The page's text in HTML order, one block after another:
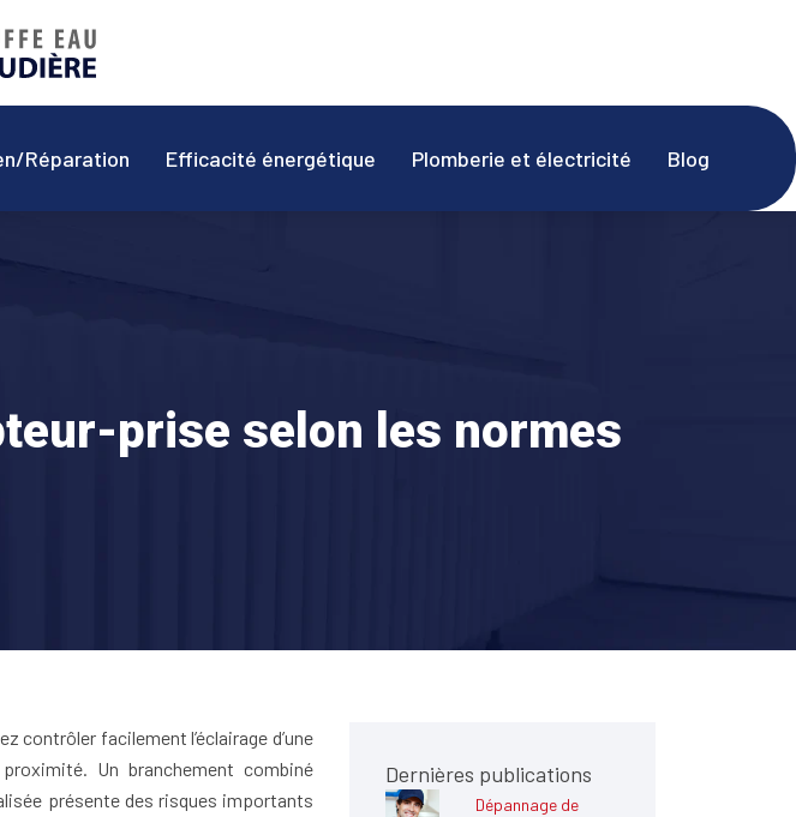
Réparation Efficacité énergétique Plomberie et électricité Blog
prise selon les normes
contrôler facilement l’éclairage d’une
Un branchement combiné
présente des risques importants
Dernières publications
Dépannage de